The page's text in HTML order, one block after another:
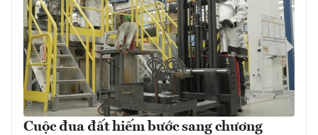
Cuộc đua đất hiếm bước sang chương